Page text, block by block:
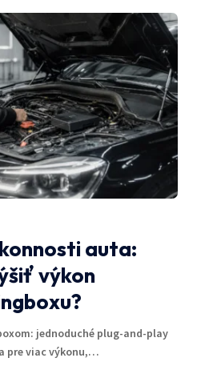
auta:
výkon
jednoduché plug-and-play
pre viac výkonu,…